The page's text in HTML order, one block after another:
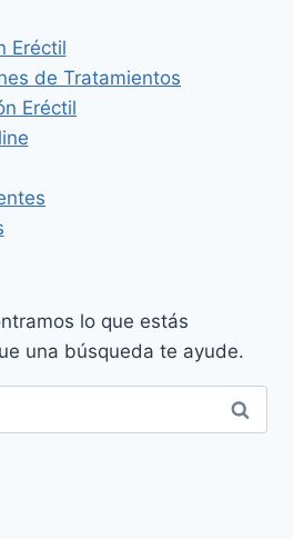
Eréctil
de Tratamientos
Eréctil
lo que estás
una búsqueda te ayude.